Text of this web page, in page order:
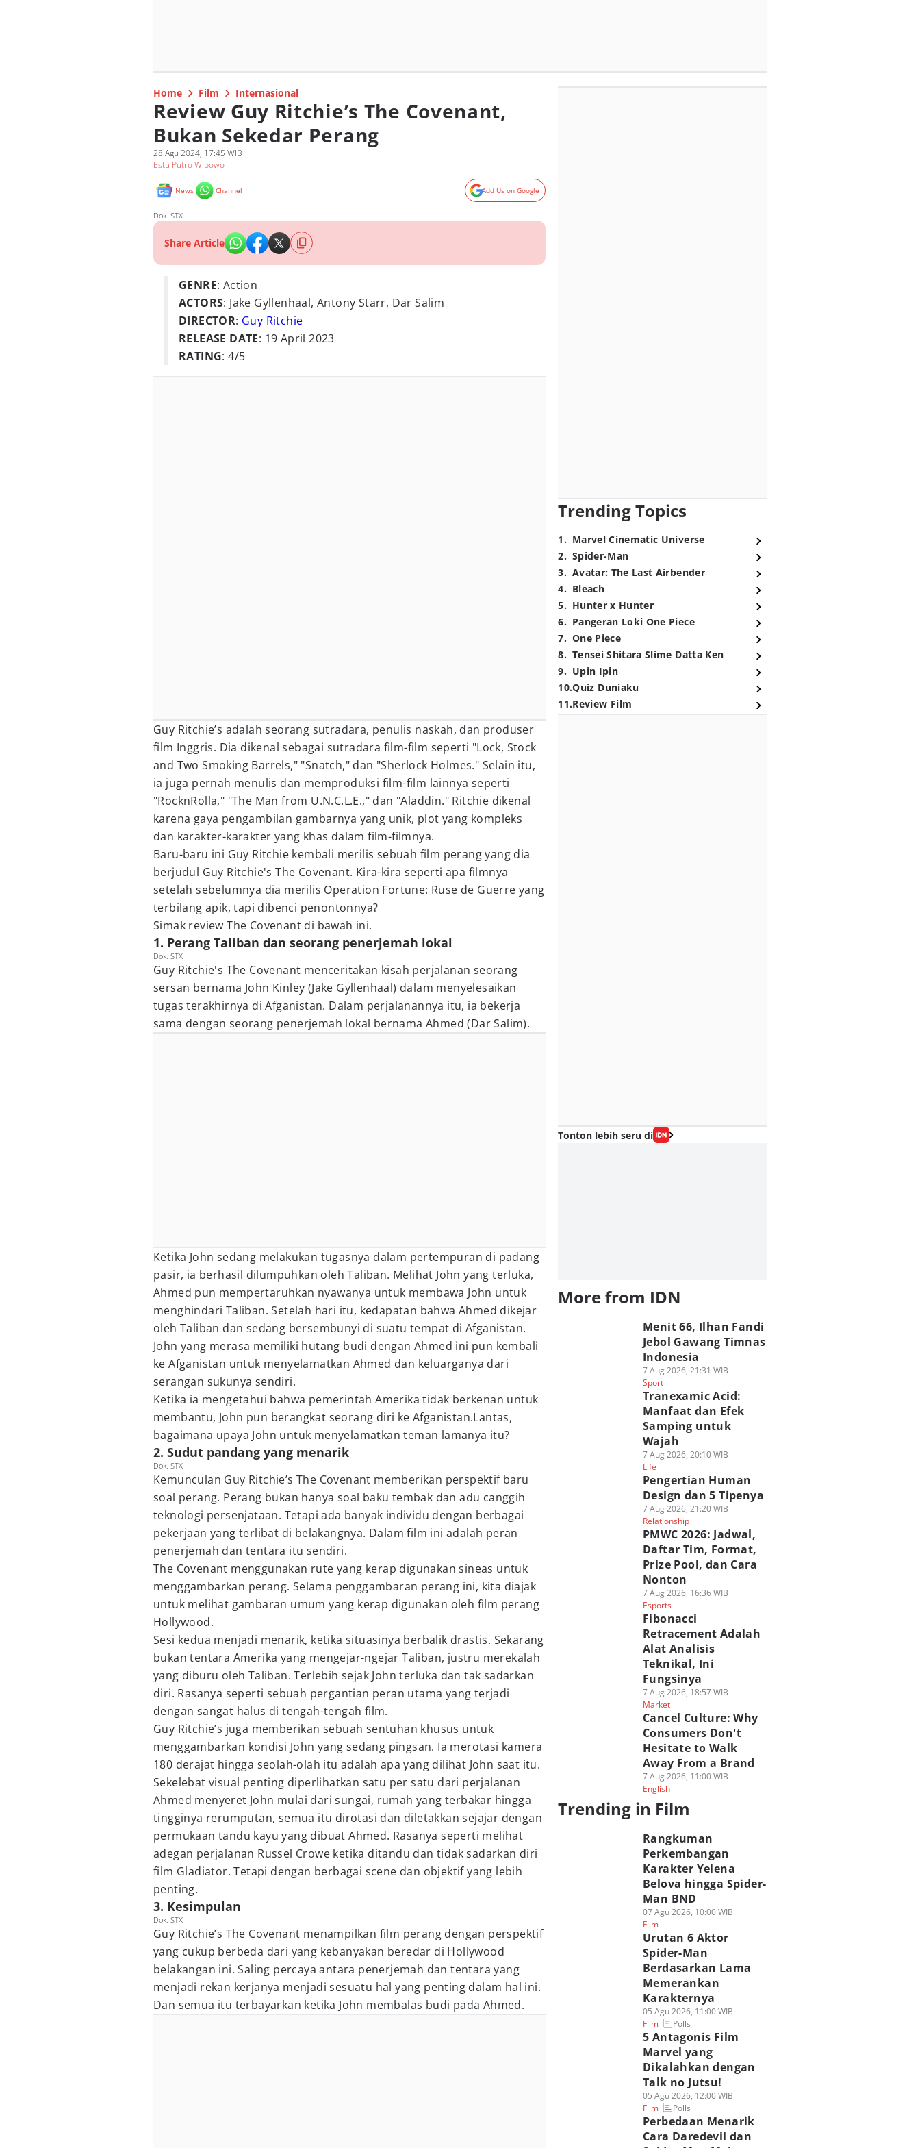
Home Film Internasional
Review Guy Ritchie’s The Covenant,
Bukan Sekedar Perang
28 Agu 2024, 17:45 WIB
Estu Putro Wibowo
News Channel Add Us on Google
Dok. STX
Share Article
GENRE: Action
ACTORS: Jake Gyllenhaal, Antony Starr, Dar Salim
DIRECTOR: Guy Ritchie
RELEASE DATE: 19 April 2023
RATING: 4/5
Guy Ritchie’s adalah seorang sutradara, penulis naskah, dan produser
film Inggris. Dia dikenal sebagai sutradara film-film seperti "Lock, Stock
and Two Smoking Barrels," "Snatch," dan "Sherlock Holmes." Selain itu,
ia juga pernah menulis dan memproduksi film-film lainnya seperti
"RocknRolla," "The Man from U.N.C.L.E.," dan "Aladdin." Ritchie dikenal
karena gaya pengambilan gambarnya yang unik, plot yang kompleks
dan karakter-karakter yang khas dalam film-filmnya.
Baru-baru ini Guy Ritchie kembali merilis sebuah film perang yang dia
berjudul Guy Ritchie's The Covenant. Kira-kira seperti apa filmnya
setelah sebelumnya dia merilis Operation Fortune: Ruse de Guerre yang
terbilang apik, tapi dibenci penontonnya?
Simak review The Covenant di bawah ini.
1. Perang Taliban dan seorang penerjemah lokal
Dok. STX
Guy Ritchie's The Covenant menceritakan kisah perjalanan seorang
sersan bernama John Kinley (Jake Gyllenhaal) dalam menyelesaikan
tugas terakhirnya di Afganistan. Dalam perjalanannya itu, ia bekerja
sama dengan seorang penerjemah lokal bernama Ahmed (Dar Salim).
Ketika John sedang melakukan tugasnya dalam pertempuran di padang
pasir, ia berhasil dilumpuhkan oleh Taliban. Melihat John yang terluka,
Ahmed pun mempertaruhkan nyawanya untuk membawa John untuk
menghindari Taliban. Setelah hari itu, kedapatan bahwa Ahmed dikejar
oleh Taliban dan sedang bersembunyi di suatu tempat di Afganistan.
John yang merasa memiliki hutang budi dengan Ahmed ini pun kembali
ke Afganistan untuk menyelamatkan Ahmed dan keluarganya dari
serangan sukunya sendiri.
Ketika ia mengetahui bahwa pemerintah Amerika tidak berkenan untuk
membantu, John pun berangkat seorang diri ke Afganistan.Lantas,
bagaimana upaya John untuk menyelamatkan teman lamanya itu?
2. Sudut pandang yang menarik
Dok. STX
Kemunculan Guy Ritchie’s The Covenant memberikan perspektif baru
soal perang. Perang bukan hanya soal baku tembak dan adu canggih
teknologi persenjataan. Tetapi ada banyak individu dengan berbagai
pekerjaan yang terlibat di belakangnya. Dalam film ini adalah peran
penerjemah dan tentara itu sendiri.
The Covenant menggunakan rute yang kerap digunakan sineas untuk
menggambarkan perang. Selama penggambaran perang ini, kita diajak
untuk melihat gambaran umum yang kerap digunakan oleh film perang
Hollywood.
Sesi kedua menjadi menarik, ketika situasinya berbalik drastis. Sekarang
bukan tentara Amerika yang mengejar-ngejar Taliban, justru merekalah
yang diburu oleh Taliban. Terlebih sejak John terluka dan tak sadarkan
diri. Rasanya seperti sebuah pergantian peran utama yang terjadi
dengan sangat halus di tengah-tengah film.
Guy Ritchie’s juga memberikan sebuah sentuhan khusus untuk
menggambarkan kondisi John yang sedang pingsan. Ia merotasi kamera
180 derajat hingga seolah-olah itu adalah apa yang dilihat John saat itu.
Sekelebat visual penting diperlihatkan satu per satu dari perjalanan
Ahmed menyeret John mulai dari sungai, rumah yang terbakar hingga
tingginya rerumputan, semua itu dirotasi dan diletakkan sejajar dengan
permukaan tandu kayu yang dibuat Ahmed. Rasanya seperti melihat
adegan perjalanan Russel Crowe ketika ditandu dan tidak sadarkan diri
film Gladiator. Tetapi dengan berbagai scene dan objektif yang lebih
penting.
3. Kesimpulan
Dok. STX
Guy Ritchie’s The Covenant menampilkan film perang dengan perspektif
yang cukup berbeda dari yang kebanyakan beredar di Hollywood
belakangan ini. Saling percaya antara penerjemah dan tentara yang
menjadi rekan kerjanya menjadi sesuatu hal yang penting dalam hal ini.
Dan semua itu terbayarkan ketika John membalas budi pada Ahmed.
Trending Topics
1. Marvel Cinematic Universe
2. Spider-Man
3. Avatar: The Last Airbender
4. Bleach
5. Hunter x Hunter
6. Pangeran Loki One Piece
7. One Piece
8. Tensei Shitara Slime Datta Ken
9. Upin Ipin
10.Quiz Duniaku
11.Review Film
Tonton lebih seru di
More from IDN
Menit 66, Ilhan Fandi
Jebol Gawang Timnas
Indonesia
7 Aug 2026, 21:31 WIB
Sport
Tranexamic Acid:
Manfaat dan Efek
Samping untuk
Wajah
7 Aug 2026, 20:10 WIB
Life
Pengertian Human
Design dan 5 Tipenya
7 Aug 2026, 21:20 WIB
Relationship
PMWC 2026: Jadwal,
Daftar Tim, Format,
Prize Pool, dan Cara
Nonton
7 Aug 2026, 16:36 WIB
Esports
Fibonacci
Retracement Adalah
Alat Analisis
Teknikal, Ini
Fungsinya
7 Aug 2026, 18:57 WIB
Market
Cancel Culture: Why
Consumers Don't
Hesitate to Walk
Away From a Brand
7 Aug 2026, 11:00 WIB
English
Trending in Film
Rangkuman
Perkembangan
Karakter Yelena
Belova hingga Spider-
Man BND
07 Agu 2026, 10:00 WIB
Film
Urutan 6 Aktor
Spider-Man
Berdasarkan Lama
Memerankan
Karakternya
05 Agu 2026, 11:00 WIB
Film
Polls
5 Antagonis Film
Marvel yang
Dikalahkan dengan
Talk no Jutsu!
05 Agu 2026, 12:00 WIB
Film
Polls
Perbedaan Menarik
Cara Daredevil dan